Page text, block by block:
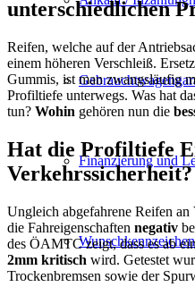
Finanzierung und
Wunschkennzeichen
unterschiedlichen
Reifen, welche auf der
einem höheren Verschleiß.
Gummis, ist man zwangsläufig
Profiltiefe unterwegs. Was hat
tun? Wohin gehören nun die
Hat die Profiltiefe
Verkehrssicherheit?
Ungleich abgefahrene Reifen
die Fahreigenschaften negativ
des ÖAMTC zeigt, dass es ab
2mm kritisch wird. Getestet
Trockenbremsen sowie der